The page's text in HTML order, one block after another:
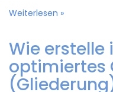
Weiterlesen »
Wie erstelle
optimiertes